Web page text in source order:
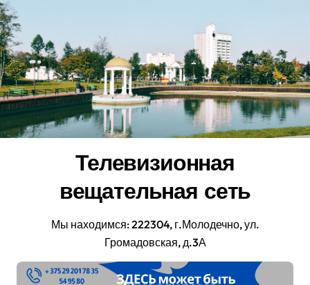
Перейти
к
содержанию
Телевизионная
вещательная сеть
Мы находимся: 222304, г.Молодечно, ул.
Громадовская, д.3А